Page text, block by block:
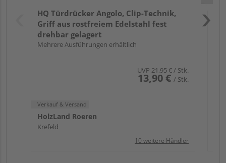
HQ Türdrücker Angolo, Clip-Technik,
Griff aus rostfreiem Edelstahl fest
drehbar gelagert
Mehrere Ausführungen erhältlich
UVP 21,95 €/ Stk.
13,90 € / Stk.
Verkauf & Versand
HolzLand Roeren
Krefeld
10 weitere Händler